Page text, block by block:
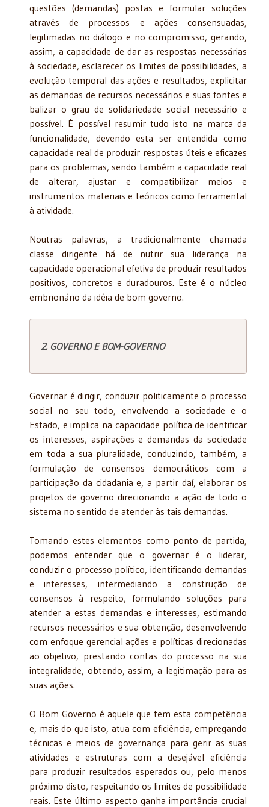
questões (demandas) postas e formular soluções
através de processos e ações consensuadas,
legitimadas no diálogo e no compromisso, gerando,
assim, a capacidade de dar as respostas necessárias
à sociedade, esclarecer os limites de possibilidades, a
evolução temporal das ações e resultados, explicitar
as demandas de recursos necessários e suas fontes e
balizar o grau de solidariedade social necessário e
possível. É possível resumir tudo isto na marca da
funcionalidade, devendo esta ser entendida como
capacidade real de produzir respostas úteis e eficazes
para os problemas, sendo também a capacidade real
de alterar, ajustar e compatibilizar meios e
instrumentos materiais e teóricos como ferramental
à atividade.
Noutras palavras, a tradicionalmente chamada
classe dirigente há de nutrir sua liderança na
capacidade operacional efetiva de produzir resultados
positivos, concretos e duradouros. Este é o núcleo
embrionário da idéia de bom governo.
2. GOVERNO E BOM-GOVERNO
Governar é dirigir, conduzir politicamente o processo
social no seu todo, envolvendo a sociedade e o
Estado, e implica na capacidade política de identificar
os interesses, aspirações e demandas da sociedade
em toda a sua pluralidade, conduzindo, também, a
formulação de consensos democráticos com a
participação da cidadania e, a partir daí, elaborar os
projetos de governo direcionando a ação de todo o
sistema no sentido de atender às tais demandas.
Tomando estes elementos como ponto de partida,
podemos entender que o governar é o liderar,
conduzir o processo político, identificando demandas
e interesses, intermediando a construção de
consensos à respeito, formulando soluções para
atender a estas demandas e interesses, estimando
recursos necessários e sua obtenção, desenvolvendo
com enfoque gerencial ações e políticas direcionadas
ao objetivo, prestando contas do processo na sua
integralidade, obtendo, assim, a legitimação para as
suas ações.
O Bom Governo é aquele que tem esta competência
e, mais do que isto, atua com eficiência, empregando
técnicas e meios de governança para gerir as suas
atividades e estruturas com a desejável eficiência
para produzir resultados esperados ou, pelo menos
próximo disto, respeitando os limites de possibilidade
reais. Este último aspecto ganha importância crucial